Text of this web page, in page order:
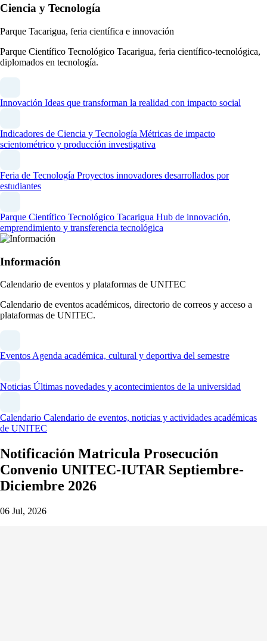
Ciencia y Tecnología
Parque Tacarigua, feria científica e innovación
Parque Científico Tecnológico Tacarigua, feria científico-tecnológica,
diplomados en tecnología.
Innovación Ideas que transforman la realidad con impacto social
Indicadores de Ciencia y Tecnología Métricas de impacto
scientométrico y producción investigativa
Feria de Tecnología Proyectos innovadores desarrollados por
estudiantes
Parque Científico Tecnológico Tacarigua Hub de innovación,
emprendimiento y transferencia tecnológica
Información
Calendario de eventos y plataformas de UNITEC
Calendario de eventos académicos, directorio de correos y acceso a
plataformas de UNITEC.
Eventos Agenda académica, cultural y deportiva del semestre
Noticias Últimas novedades y acontecimientos de la universidad
Calendario Calendario de eventos, noticias y actividades académicas
de UNITEC
Notificación Matricula Prosecución
Convenio UNITEC-IUTAR Septiembre-
Diciembre 2026
06 Jul, 2026